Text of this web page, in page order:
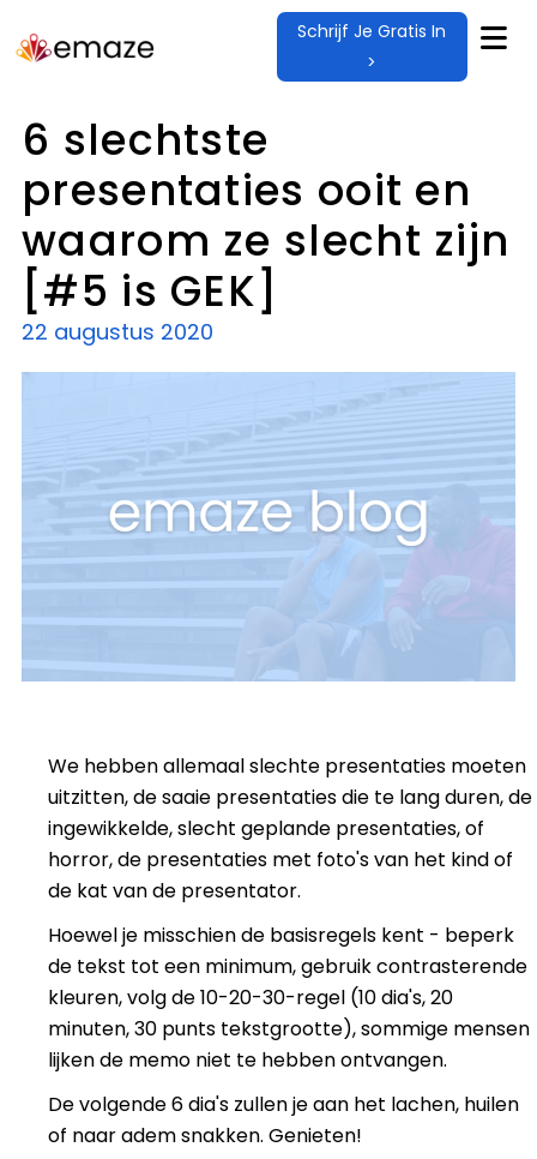
Schrijf Je Gratis In
>
6 slechtste
presentaties ooit en
waarom ze slecht zijn
[#5 is GEK]
22 augustus 2020
We hebben allemaal slechte presentaties moeten
uitzitten, de saaie presentaties die te lang duren, de
ingewikkelde, slecht geplande presentaties, of
horror, de presentaties met foto's van het kind of
de kat van de presentator.
Hoewel je misschien de basisregels kent - beperk
de tekst tot een minimum, gebruik contrasterende
kleuren, volg de 10-20-30-regel (10 dia's, 20
minuten, 30 punts tekstgrootte), sommige mensen
lijken de memo niet te hebben ontvangen.
De volgende 6 dia's zullen je aan het lachen, huilen
of naar adem snakken. Genieten!